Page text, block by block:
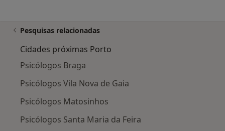
Pesquisas relacionadas
Cidades próximas Porto
Psicólogos Braga
Psicólogos Vila Nova de Gaia
Psicólogos Matosinhos
Psicólogos Santa Maria da Feira